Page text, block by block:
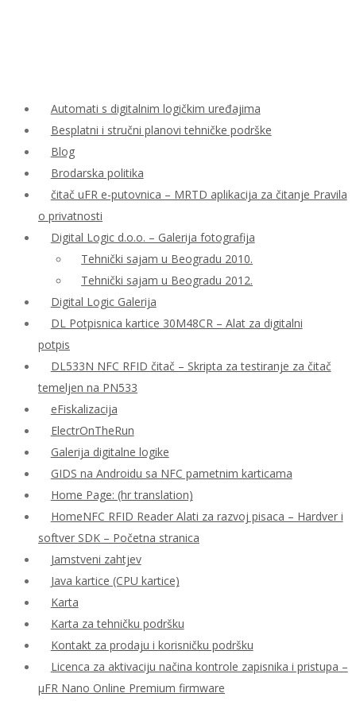
Automati s digitalnim logičkim uređajima
Besplatni i stručni planovi tehničke podrške
Blog
Brodarska politika
čitač uFR e-putovnica – MRTD aplikacija za čitanje Pravila
o privatnosti
Digital Logic d.o.o. – Galerija fotografija
Tehnički sajam u Beogradu 2010.
Tehnički sajam u Beogradu 2012.
Digital Logic Galerija
DL Potpisnica kartice 30M48CR – Alat za digitalni
potpis
DL533N NFC RFID čitač – Skripta za testiranje za čitač
temeljen na PN533
eFiskalizacija
ElectrOnTheRun
Galerija digitalne logike
GIDS na Androidu sa NFC pametnim karticama
Home Page: (hr translation)
HomeNFC RFID Reader Alati za razvoj pisaca – Hardver i
softver SDK – Početna stranica
Jamstveni zahtjev
Java kartice (CPU kartice)
Karta
Karta za tehničku podršku
Kontakt za prodaju i korisničku podršku
Licenca za aktivaciju načina kontrole zapisnika i pristupa –
μFR Nano Online Premium firmware